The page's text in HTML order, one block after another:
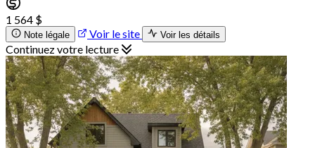
1 564 $
Note légale Voir le site Voir les détails
Continuez votre lecture